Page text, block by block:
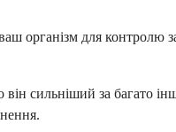
організм для контролю
сильніший за багато